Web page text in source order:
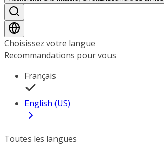
Choisissez votre langue
Recommandations pour vous
Français
English (US)
Toutes les langues